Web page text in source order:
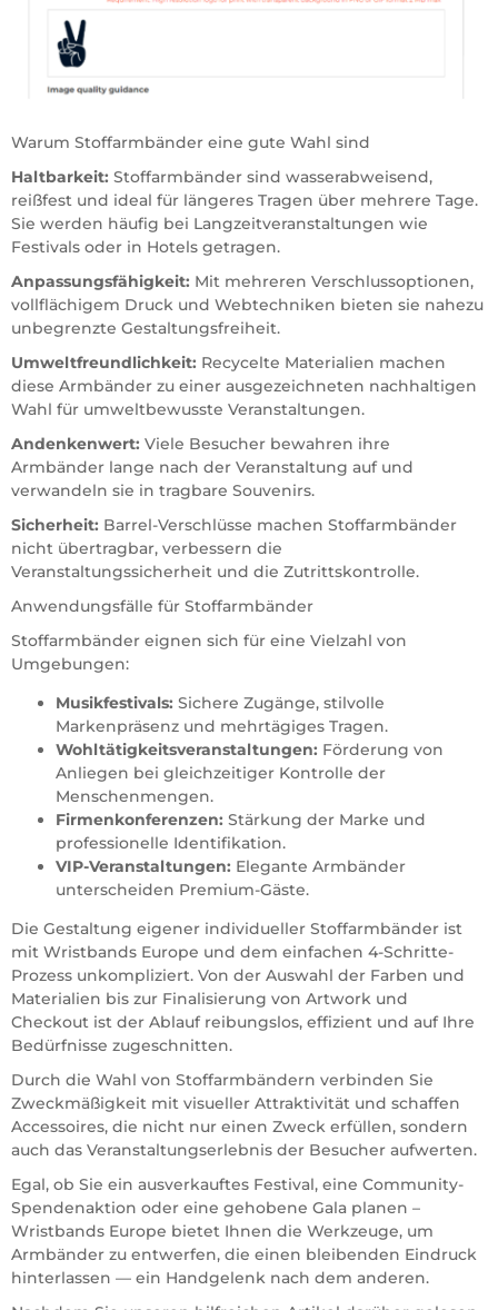
Warum Stoffarmbänder eine gute Wahl sind
Haltbarkeit: Stoffarmbänder sind wasserabweisend,
reißfest und ideal für längeres Tragen über mehrere Tage.
Sie werden häufig bei Langzeitveranstaltungen wie
Festivals oder in Hotels getragen.
Anpassungsfähigkeit: Mit mehreren Verschlussoptionen,
vollflächigem Druck und Webtechniken bieten sie nahezu
unbegrenzte Gestaltungsfreiheit.
Umweltfreundlichkeit: Recycelte Materialien machen
diese Armbänder zu einer ausgezeichneten nachhaltigen
Wahl für umweltbewusste Veranstaltungen.
Andenkenwert: Viele Besucher bewahren ihre
Armbänder lange nach der Veranstaltung auf und
verwandeln sie in tragbare Souvenirs.
Sicherheit: Barrel-Verschlüsse machen Stoffarmbänder
nicht übertragbar, verbessern die
Veranstaltungssicherheit und die Zutrittskontrolle.
Anwendungsfälle für Stoffarmbänder
Stoffarmbänder eignen sich für eine Vielzahl von
Umgebungen:
Musikfestivals: Sichere Zugänge, stilvolle
Markenpräsenz und mehrtägiges Tragen.
Wohltätigkeitsveranstaltungen: Förderung von
Anliegen bei gleichzeitiger Kontrolle der
Menschenmengen.
Firmenkonferenzen: Stärkung der Marke und
professionelle Identifikation.
VIP-Veranstaltungen: Elegante Armbänder
unterscheiden Premium-Gäste.
Die Gestaltung eigener individueller Stoffarmbänder ist
mit Wristbands Europe und dem einfachen 4-Schritte-
Prozess unkompliziert. Von der Auswahl der Farben und
Materialien bis zur Finalisierung von Artwork und
Checkout ist der Ablauf reibungslos, effizient und auf Ihre
Bedürfnisse zugeschnitten.
Durch die Wahl von Stoffarmbändern verbinden Sie
Zweckmäßigkeit mit visueller Attraktivität und schaffen
Accessoires, die nicht nur einen Zweck erfüllen, sondern
auch das Veranstaltungserlebnis der Besucher aufwerten.
Egal, ob Sie ein ausverkauftes Festival, eine Community-
Spendenaktion oder eine gehobene Gala planen –
Wristbands Europe bietet Ihnen die Werkzeuge, um
Armbänder zu entwerfen, die einen bleibenden Eindruck
hinterlassen — ein Handgelenk nach dem anderen.